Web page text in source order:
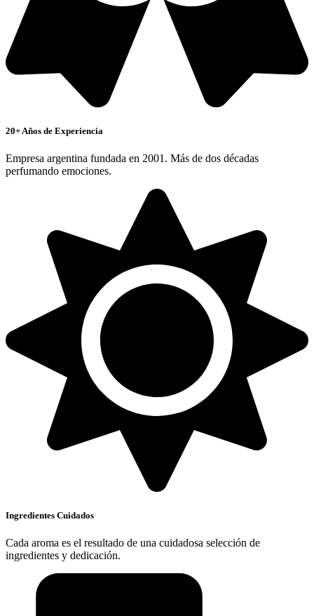
20+ Años de Experiencia
Empresa argentina fundada en 2001. Más de dos décadas
perfumando emociones.
Ingredientes Cuidados
Cada aroma es el resultado de una cuidadosa selección de
ingredientes y dedicación.